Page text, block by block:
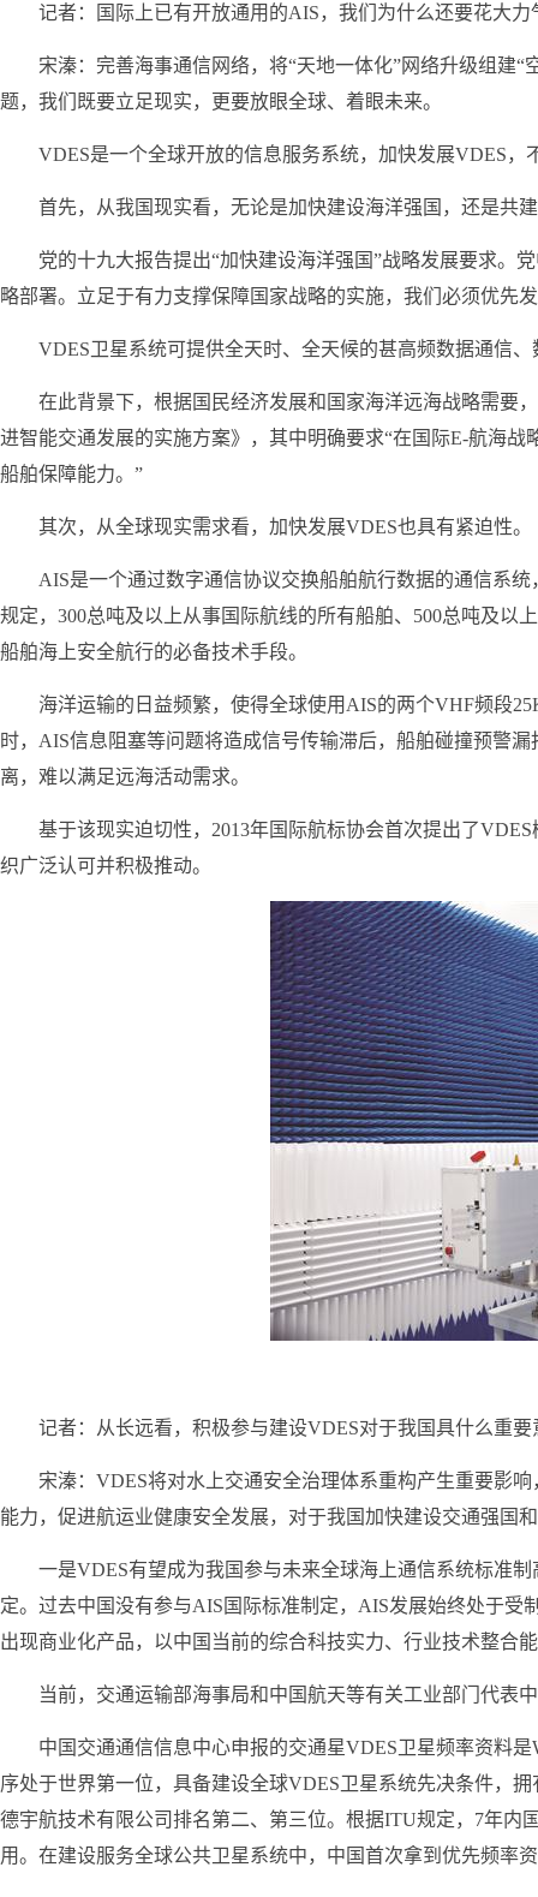
记者：国际上已有开放通用的AIS，我们为什么还要花大力
宋溱：完善海事通信网络，将“天地一体化”网络升级组建
题，我们既要立足现实，更要放眼全球、着眼未来。
VDES是一个全球开放的信息服务系统，加快发展VDES
首先，从我国现实看，无论是加快建设海洋强国，还是共
党的十九大报告提出“加快建设海洋强国”战略发展要求。
略部署。立足于有力支撑保障国家战略的实施，我们必须优先
VDES卫星系统可提供全天时、全天候的甚高频数据通信
在此背景下，根据国民经济发展和国家海洋远海战略需要
进智能交通发展的实施方案》，其中明确要求“在国际E-航海
船舶保障能力。”
其次，从全球现实需求看，加快发展VDES也具有紧迫性。
AIS是一个通过数字通信协议交换船舶航行数据的通信系
规定，300总吨及以上从事国际航线的所有船舶、500总吨及
船舶海上安全航行的必备技术手段。
海洋运输的日益频繁，使得全球使用AIS的两个VHF频段
时，AIS信息阻塞等问题将造成信号传输滞后，船舶碰撞预警
离，难以满足远海活动需求。
基于该现实迫切性，2013年国际航标协会首次提出了
织广泛认可并积极推动。
记者：从长远看，积极参与建设VDES对于我国具什么重要
宋溱：VDES将对水上交通安全治理体系重构产生重要影
能力，促进航运业健康安全发展，对于我国加快建设交通强国
一是VDES有望成为我国参与未来全球海上通信系统标准
定。过去中国没有参与AIS国际标准制定，AIS发展始终处于
出现商业化产品，以中国当前的综合科技实力、行业技术整合
当前，交通运输部海事局和中国航天等有关工业部门代表
中国交通通信信息中心申报的交通星VDES卫星频率资料
序处于世界第一位，具备建设全球VDES卫星系统先决条件，
德宇航技术有限公司排名第二、第三位。根据ITU规定，7年内
用。在建设服务全球公共卫星系统中，中国首次拿到优先频率